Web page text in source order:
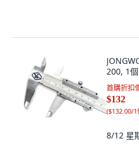
200, 1個
首購折扣
$132
($132.00/1
8/12 星